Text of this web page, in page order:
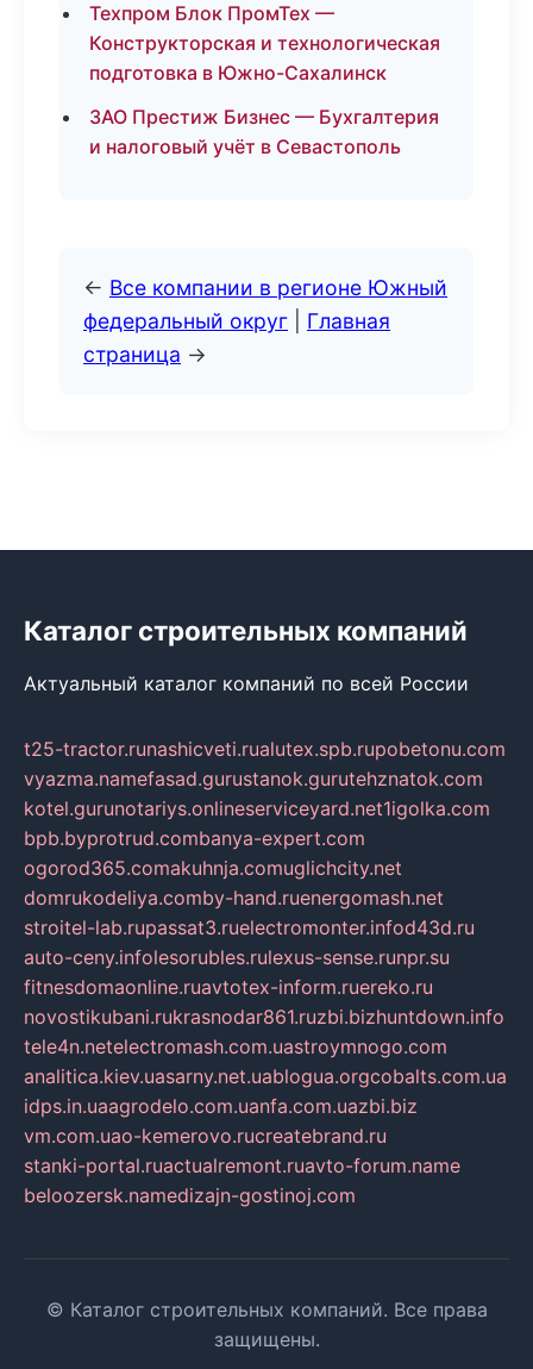
Техпром Блок ПромТех —
Конструкторская и технологическая
подготовка в Южно-Сахалинск
ЗАО Престиж Бизнес — Бухгалтерия
и налоговый учёт в Севастополь
← Все компании в регионе Южный
федеральный округ
Главная
страница →
Каталог строительных компаний
Актуальный каталог компаний по всей России
t25-tractor.runashicveti.rualutex.spb.rupobetonu.com
vyazma.namefasad.gurustanok.gurutehznatok.com
kotel.gurunotariys.onlineserviceyard.net1igolka.com
bpb.byprotrud.combanya-expert.com
ogorod365.comakuhnja.comuglichcity.net
domrukodeliya.comby-hand.ruenergomash.net
stroitel-lab.rupassat3.ruelectromonter.infod43d.ru
auto-ceny.infolesorubles.rulexus-sense.runpr.su
fitnesdomaonline.ruavtotex-inform.ruereko.ru
novostikubani.rukrasnodar861.ruzbi.bizhuntdown.info
tele4n.netelectromash.com.uastroymnogo.com
analitica.kiev.uasarny.net.uablogua.orgcobalts.com.ua
idps.in.uaagrodelo.com.uanfa.com.uazbi.biz
vm.com.uao-kemerovo.rucreatebrand.ru
stanki-portal.ruactualremont.ruavto-forum.name
beloozersk.namedizajn-gostinoj.com
© Каталог строительных компаний. Все права
защищены.